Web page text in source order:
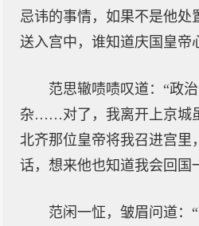
忌讳的事情，如果不是他处
送入宫中，谁知道庆国皇帝
范思辙啧啧叹道：“政
杂……对了，我离开上京城
北齐那位皇帝将我召进宫里
话，想来他也知道我会回国
范闲一怔，皱眉问道：